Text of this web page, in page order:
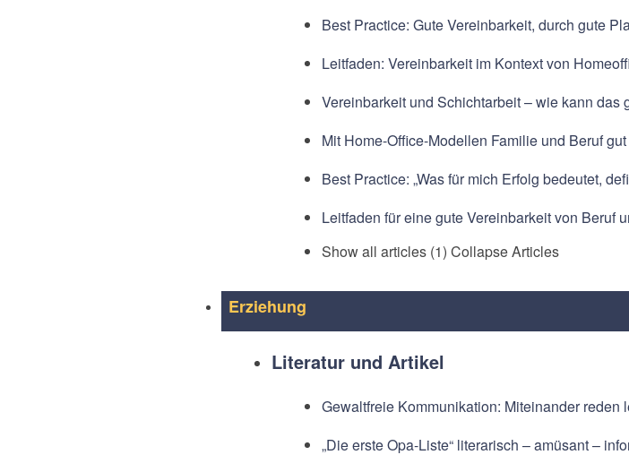
Best Practice: Gute Vereinbarkeit, durch gute
Leitfaden: Vereinbarkeit im Kontext von
Vereinbarkeit und Schichtarbeit – wie kann das
Mit Home-Office-Modellen Familie und Beruf
Best Practice: „Was für mich Erfolg bedeutet,
Leitfaden für eine gute Vereinbarkeit von Beruf
Show all articles (1) Collapse Articles
Erziehung
Literatur und Artikel
Gewaltfreie Kommunikation: Miteinander reden
„Die erste Opa-Liste“ literarisch – amüsant –